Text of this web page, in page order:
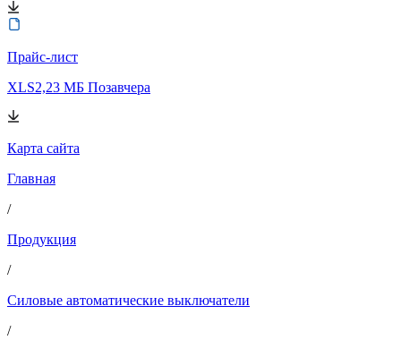
Прайс-лист
XLS2,23 МБ Позавчера
Карта сайта
Главная
/
Продукция
/
Силовые автоматические выключатели
/